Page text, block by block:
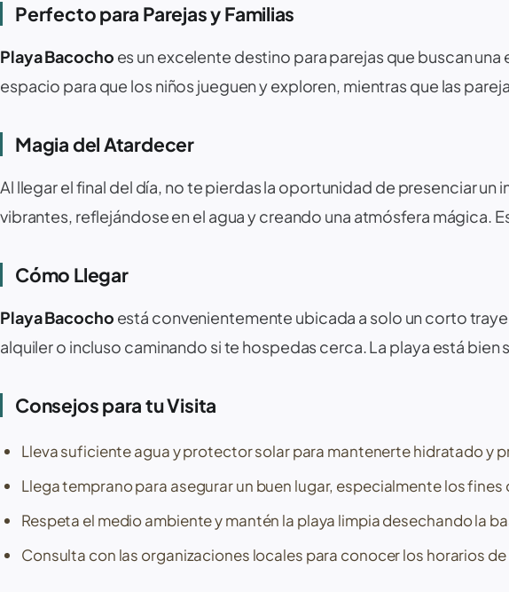
Perfecto para Parejas y Familias ‍‍‍️
Playa Bacocho es un excelente destino para parejas que buscan
espacio para que los niños jueguen y exploren, mientras que las
Magia del Atardecer
Al llegar el final del día, no te pierdas la oportunidad de presenciar un
vibrantes, reflejándose en el agua y creando una atmósfera mágica.
Cómo Llegar
Playa Bacocho está convenientemente ubicada a solo un corto
alquiler o incluso caminando si te hospedas cerca. La playa está bien
Consejos para tu Visita
Lleva suficiente agua y protector solar para mantenerte hidratado y
Llega temprano para asegurar un buen lugar, especialmente los fines
Respeta el medio ambiente y mantén la playa limpia desechando la
Consulta con las organizaciones locales para conocer los horarios